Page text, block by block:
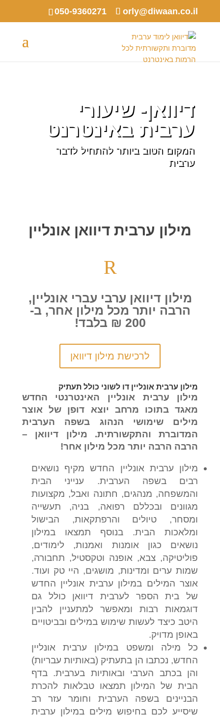
050-9360271 orly@diwaan.co.il
דיוואן- שיעורי
ערבית באינטרנט
המקום הטוב ביותר להתחיל לדבר
ערבית
מילון ערבית דיוואן אונליין
R
מילון דיוואן ערבי עברי אונליין,
הרבה יותר מכל מילון אחר, ב-
200 ₪ בלבד!
לרכישת מילון דיוואן
מילון ערבית אונליין דו לשוני כולל תעתיק
מילון ערבית אונליין האינטרנטי החדש
מאגד בתוכו מרחב יוצא דופן של אוצר
מילים שימושי הנהוג בשפה הערבית
המדוברת והתקשורתית. מילון דיוואן –
הרבה הרבה יותר מכל מילון אחר!
מילון ערבית אונליין החדש מקיף נושאים
רבים בשפה הערבית. ענייני הבית
והמשפחה, מנהגים, חתונה ואבל, מקצועות
מגוונים ובכללם רפואה, בניה, תעשייה
ומסחר, טיולים והרפתקאות, הבישול
ומלאכות הבית. בנוסף תמצאו במילון
נושאים כגון אומנות ואמנות, לימודים,
פוליטיקה, צבא, אופנה וטקסטיל, תחבורה,
שמות ערים ומדינות, מושגים, היי טק ועוד.
אוצר המילים במילון ערבית אונליין החדש
של בית הספר לערבית דיוואן כולל גם
דוגמאות רבות ומאפשר למתעניין להבין
היטב כיצד לעשות שימוש במילים ובביטויים
באופן מדויק.
כל מילה ומשפט במילון ערבית אונליין
החדש, נכתבו הן בתעתיק (באותיות עבריות)
והן בכתב הערבי ובאותיות בערבית. בדף
הבית של המילון תמצאו טבלאות להכרת
הבניינים בשפה הערבית וחומר עזר רב
שיסייע לכם בחיפוש מילים במילון ערבית